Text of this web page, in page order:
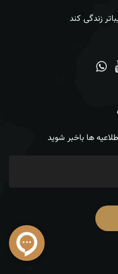
زندگی کند
ها باخبر شوید